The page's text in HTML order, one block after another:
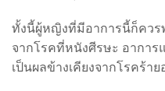
ทั้งนี้ผู้หญิงที่มีอาการนี้ก็ควร
จากโรคที่หนังศีรษะ อาการ
เป็นผลข้างเคียงจากโรคร้าย